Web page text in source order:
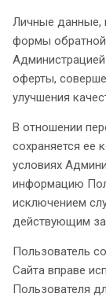
Личные данные,
формы обратной
оферты,
улучшения
В отношении
сохраняется ее
условиях
информацию
исключением
действующим
Пользователь
Сайта вправе
Пользователя